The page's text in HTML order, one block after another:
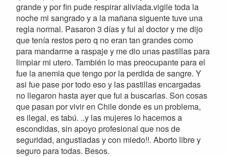
grande y por fin pude respirar aliviada.vigile toda la
noche mi sangrado y a la mañana siguente tuve una
regla normal. Pasaron 3 días y fui al doctor y me dijo
que tenía restos pero q no eran tan grandes como
para mandarme a raspaje y me dio unas pastillas para
limpiar mi utero. También lo mas preocupante para el
fue la anemia que tengo por la perdida de sangre. Y
asi fue pase por todo eso y las pastillas encargadas
no llegaron hasta ayer que fui a buscarlas. Son cosas
que pasan por vivir en Chile donde es un problema,
es ilegal, es tabú. ..y las mujeres lo hacemos a
escondidas, sin apoyo profesional que nos de
seguridad, angustiadas y con miedo!!. Aborto libre y
seguro para todas. Besos.